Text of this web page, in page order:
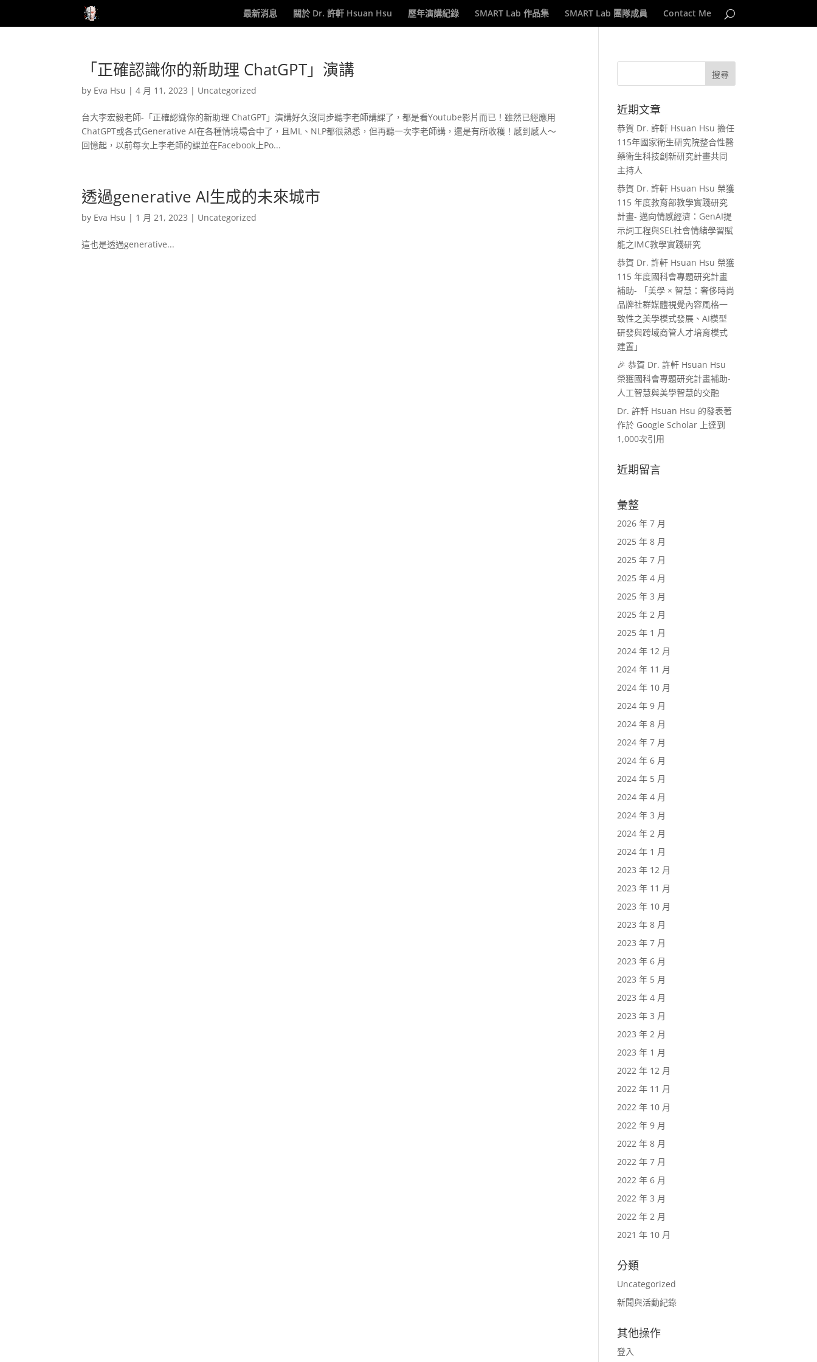
最新消息 關於 Dr. 許軒 Hsuan Hsu 歷年演講紀錄 SMART Lab 作品集 SMART Lab 團隊成員 Contact Me
「正確認識你的新助理 ChatGPT」演講
by Eva Hsu |4 月 11, 2023 | Uncategorized
台大李宏毅老師-「正確認識你的新助理 ChatGPT」演講好久沒同步聽李老師講課了，都是看Youtube影片而已！雖然已經應用
ChatGPT或各式Generative AI在各種情境場合中了，且ML、NLP都很熟悉，但再聽一次李老師講，還是有所收穫！感到感人～
回憶起，以前每次上李老師的課並在Facebook上Po...
透過generative AI生成的未來城市
by Eva Hsu | 1 月 21, 2023 | Uncategorized
這也是透過generative...
近期文章
恭賀 Dr. 許軒 Hsuan Hsu 擔任
115年國家衛生研究院整合性醫
藥衛生科技創新研究計畫共同
主持人
恭賀 Dr. 許軒 Hsuan Hsu 榮獲
115 年度教育部教學實踐研究
計畫- 邁向情感經濟：GenAI提
示詞工程與SEL社會情緒學習賦
能之IMC教學實踐研究
恭賀 Dr. 許軒 Hsuan Hsu 榮獲
115 年度國科會專題研究計畫
補助- 「美學 × 智慧：奢侈時尚
品牌社群媒體視覺內容風格一
致性之美學模式發展、AI模型
研發與跨域商管人才培育模式
建置」
🎉 恭賀 Dr. 許軒 Hsuan Hsu
榮獲國科會專題研究計畫補助-
人工智慧與美學智慧的交融
Dr. 許軒 Hsuan Hsu 的發表著
作於 Google Scholar 上達到
1,000次引用
近期留言
彙整
2026 年 7 月
2025 年 8 月
2025 年 7 月
2025 年 4 月
2025 年 3 月
2025 年 2 月
2025 年 1 月
2024 年 12 月
2024 年 11 月
2024 年 10 月
2024 年 9 月
2024 年 8 月
2024 年 7 月
2024 年 6 月
2024 年 5 月
2024 年 4 月
2024 年 3 月
2024 年 2 月
2024 年 1 月
2023 年 12 月
2023 年 11 月
2023 年 10 月
2023 年 8 月
2023 年 7 月
2023 年 6 月
2023 年 5 月
2023 年 4 月
2023 年 3 月
2023 年 2 月
2023 年 1 月
2022 年 12 月
2022 年 11 月
2022 年 10 月
2022 年 9 月
2022 年 8 月
2022 年 7 月
2022 年 6 月
2022 年 3 月
2022 年 2 月
2021 年 10 月
分類
Uncategorized
新聞與活動紀錄
其他操作
登入